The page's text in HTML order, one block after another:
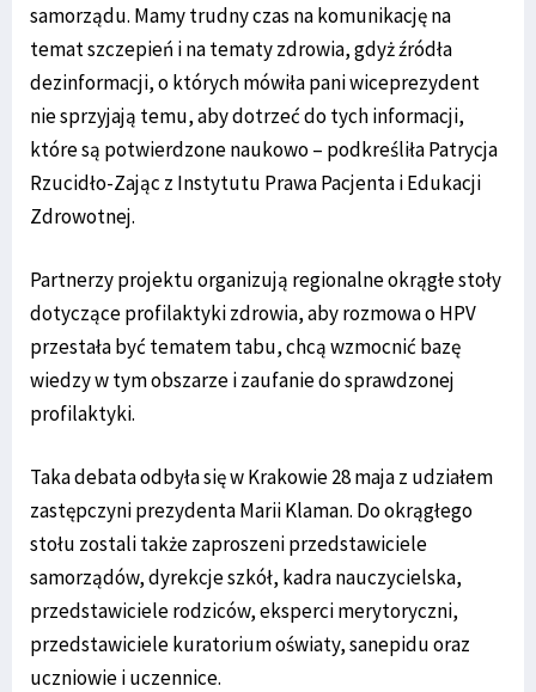
samorządu. Mamy trudny czas na komunikację na
temat szczepień i na tematy zdrowia, gdyż źródła
dezinformacji, o których mówiła pani wiceprezydent
nie sprzyjają temu, aby dotrzeć do tych informacji,
które są potwierdzone naukowo – podkreśliła Patrycja
Rzucidło-Zając z Instytutu Prawa Pacjenta i Edukacji
Zdrowotnej.
Partnerzy projektu organizują regionalne okrągłe stoły
dotyczące profilaktyki zdrowia, aby rozmowa o HPV
przestała być tematem tabu, chcą wzmocnić bazę
wiedzy w tym obszarze i zaufanie do sprawdzonej
profilaktyki.
Taka debata odbyła się w Krakowie 28 maja z udziałem
zastępczyni prezydenta Marii Klaman. Do okrągłego
stołu zostali także zaproszeni przedstawiciele
samorządów, dyrekcje szkół, kadra nauczycielska,
przedstawiciele rodziców, eksperci merytoryczni,
przedstawiciele kuratorium oświaty, sanepidu oraz
uczniowie i uczennice.